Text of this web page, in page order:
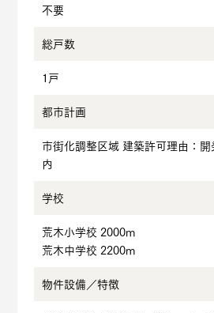
不要
総戸数
1戸
都市計画
市街化調整区域 建築許可理由：
内
学校
荒木小学校 2000m
荒木中学校 2200m
物件設備／特徴